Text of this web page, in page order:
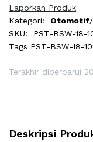
Laporkan Produk
Kategori:
Otomotif
SKU:
PST-BSW-18-
Tags PST-BSW-18-
Terakhir diperbarui
Deskripsi